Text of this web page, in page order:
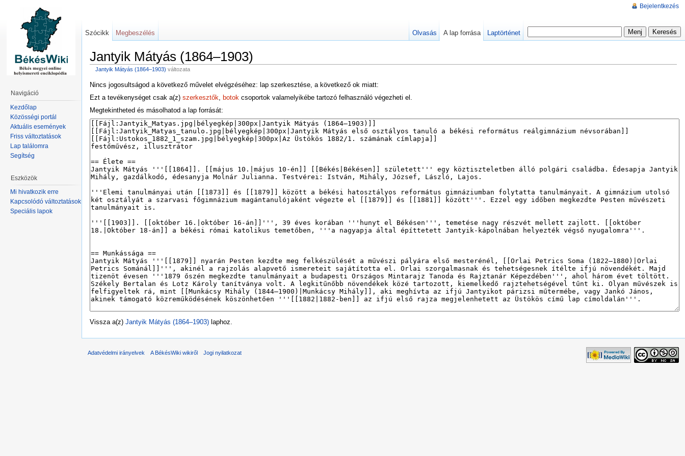
Jantyik Mátyás (1864–1903)
Jantyik Mátyás (1864–1903) változata
Nincs jogosultságod a következő művelet elvégzéséhez: lap szerkesztése, a következő ok miatt:
Ezt a tevékenységet csak a(z) szerkesztők botok csoportok valamelyikébe tartozó felhasználó végezheti el.
Megtekintheted és másolhatod a lap forrását:
Vissza a(z) Jantyik Mátyás (1864–1903) laphoz.
Bejelentkezés
Szócikk Megbeszélés Olvasás A lap forrása Laptörténet
Navigáció
Kezdőlap
Közösségi portál
Aktuális események
Friss változtatások
Lap találomra
Segítség
Eszközök
Mi hivatkozik erre
Kapcsolódó változtatások
Speciális lapok
Adatvédelmi irányelvek A BékésWiki wikiről Jogi nyilatkozat